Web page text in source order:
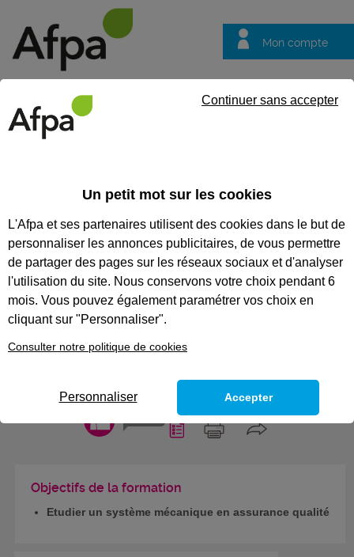
Mon compte
questions
Eligible au CPF * Formation certifiante
ETUDIER UN SYSTÈME
MÉCANIQUE EN ASSURANCE
QUALITÉ - BLOC DE
PROFESSIONNEL TECHNICIEN
D'ÉTUDES EN MÉCANIQUE
Objectifs de la formation
Etudier un système mécanique en assurance qualité
Un petit mot sur les cookies
L'Afpa et ses partenaires utilisent des cookies dans le but de
personnaliser les annonces publicitaires, de vous permettre
de partager des pages sur les réseaux sociaux et d'analyser
l'utilisation du site. Nous conservons votre choix pendant 6
mois. Vous pouvez également paramétrer vos choix en
cliquant sur "Personnaliser".
Consulter notre politique de cookies
Continuer sans accepter
Personnaliser Accepter